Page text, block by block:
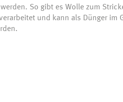
So gibt es Wolle zum
und kann als Dünger im